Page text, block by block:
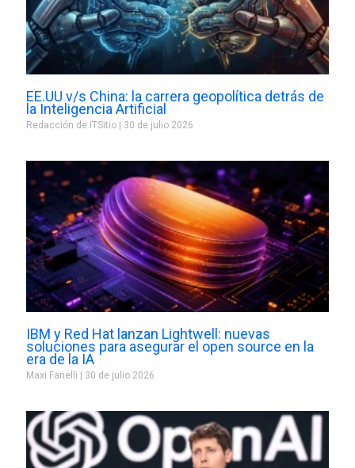
EE.UU v/s China: la carrera geopolítica detrás de
la Inteligencia Artificial
Redacción de ITSitio 30 de julio 2026
IBM y Red Hat lanzan Lightwell: nuevas
soluciones para asegurar el open source en la
era de la IA
Maxi Fanelli 30 de julio 2026